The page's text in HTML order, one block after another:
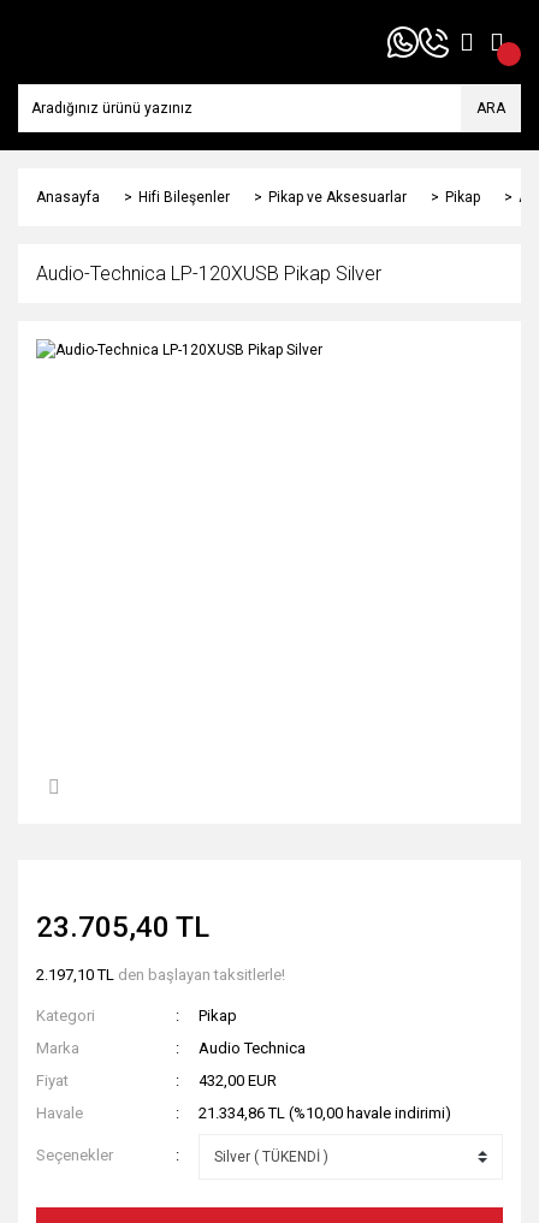
ARA
Anasayfa Hifi Bileşenler Pikap ve Aksesuarlar Pikap
Audio-Technica LP-120XUSB Pikap Silver
23.705,40 TL
2.197,10 TL den başlayan taksitlerle!
Kategori
Pikap
Marka
Audio Technica
Fiyat
432,00 EUR
Havale
21.334,86 TL (%10,00 havale indirimi)
Seçenekler